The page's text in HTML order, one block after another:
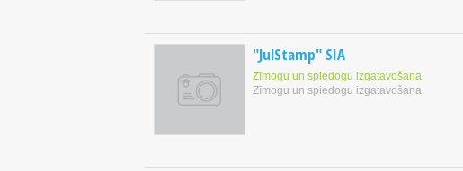
"JulStamp" SIA
Zīmogu un spiedogu izgatavošana
Zīmogu un spiedogu izgatavošana